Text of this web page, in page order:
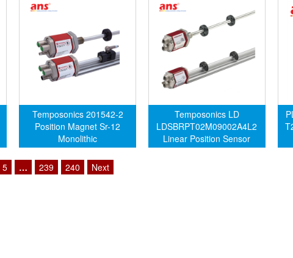
Temposonics 201542-2
Position Magnet Sr-12
Monolithic
Temposonics LD
LDSBRPT02M09002A4L2
Linear Position Sensor
5 … 239 240 Next